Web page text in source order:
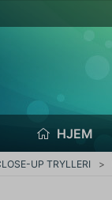
HJEM
UP TRYLLERI